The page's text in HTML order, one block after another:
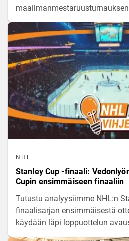
yleisökapasiteetit sekä
urheilupaikkojen keskeisimpiä
NHL
Stanley Cup -finaali:
Cupin ensimmäiseen finaaliin
Tutustu analyysiimme NHL:n
finaalisarjan ensimmäisestä
käydään läpi loppuottelun